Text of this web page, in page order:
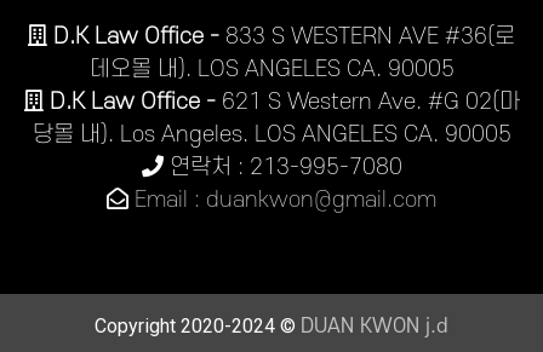
D.K Law Office - 833 S WESTERN AVE #36(로
데오몰 내). LOS ANGELES CA. 90005
D.K Law Office - 621 S Western Ave. #G 02(마
당몰 내). Los Angeles. LOS ANGELES CA. 90005
연락처 : 213-995-7080
Email : duankwon@gmail.com
Copyright 2020-2024 © DUAN KWON j.d